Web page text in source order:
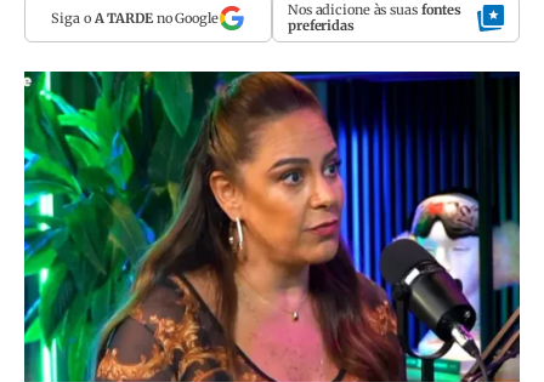
Siga o A TARDEno Google Nos adicione às suas fontes
preferidas